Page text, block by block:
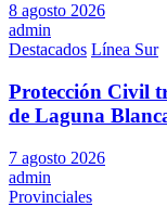
8 agosto 2026
admin
Destacados Línea Sur
Protección Civil
de Laguna
7 agosto 2026
admin
Provinciales